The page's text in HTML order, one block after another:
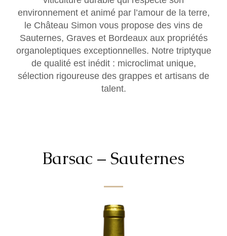
environnement et animé par l’amour de la terre,
le Château Simon vous propose des vins de
Sauternes, Graves et Bordeaux aux propriétés
organoleptiques exceptionnelles. Notre triptyque
de qualité est inédit : microclimat unique,
sélection rigoureuse des grappes et artisans de
talent.
Barsac – Sauternes